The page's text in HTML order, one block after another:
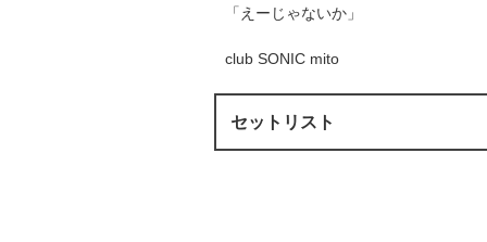
「えーじゃないか」
club SONIC mito
セットリスト